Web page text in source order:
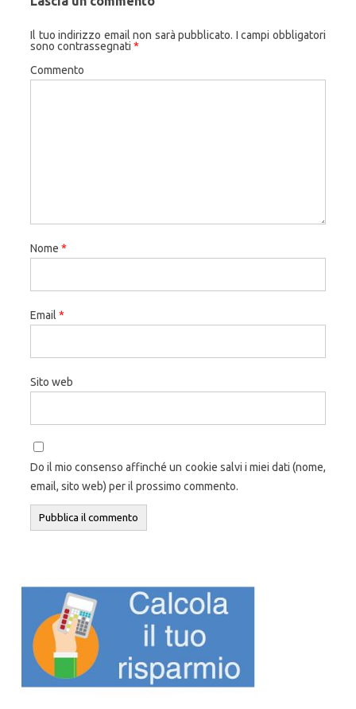
Il tuo indirizzo email non sarà pubblicato. I campi obbligatori
sono contrassegnati *
Commento
Nome *
Email *
Sito web
Do il mio consenso affinché un cookie salvi i miei dati (nome,
email, sito web) per il prossimo commento.